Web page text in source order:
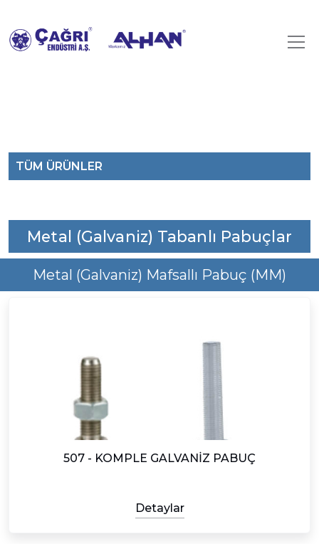
TÜM ÜRÜNLER
Metal (Galvaniz) Tabanlı Pabuçlar
Metal (Galvaniz) Mafsallı Pabuç (MM)
507 - KOMPLE GALVANİZ PABUÇ
Detaylar